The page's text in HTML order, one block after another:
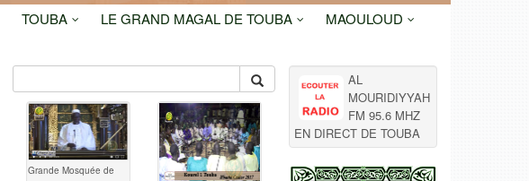
TOUBA LE GRAND MAGAL DE TOUBA MAOULOUD
Grande Mosquée de
AL
MOURIDIYYAH
FM 95.6 MHZ
EN DIRECT DE TOUBA